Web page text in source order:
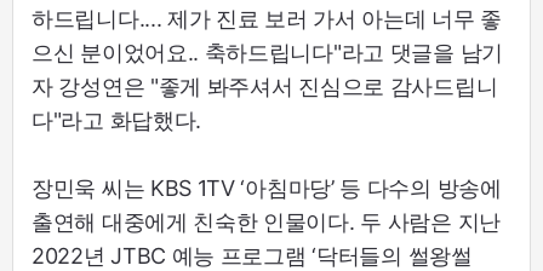
하드립니다.... 제가 진료 보러 가서 아는데 너무 좋
으신 분이었어요.. 축하드립니다"라고 댓글을 남기
자 강성연은 "좋게 봐주셔서 진심으로 감사드립니
다"라고 화답했다.
장민욱 씨는 KBS 1TV ‘아침마당’ 등 다수의 방송에
출연해 대중에게 친숙한 인물이다. 두 사람은 지난
2022년 JTBC 예능 프로그램 ‘닥터들의 썰왕썰